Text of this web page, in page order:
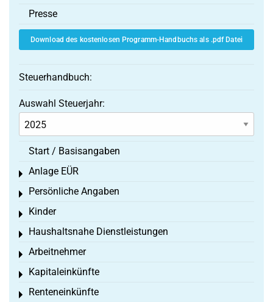
Presse
Download des kostenlosen Programm-Handbuchs als .pdf Datei
Steuerhandbuch:
Auswahl Steuerjahr:
Start / Basisangaben
Anlage EÜR
Toggle menu
Persönliche Angaben
Toggle menu
Kinder
Toggle menu
Haushaltsnahe Dienstleistungen
Toggle menu
Arbeitnehmer
Toggle menu
Kapitaleinkünfte
Toggle menu
Renteneinkünfte
Toggle menu